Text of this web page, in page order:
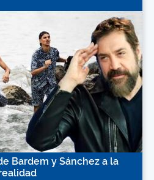
Bardem y Sánchez a la